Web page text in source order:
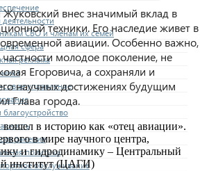
СВО и членам их семей
сфера
реклама
управление
политика
обслуживание
внес значимый вклад в
техники. Его наследие живет в
авиации. Особенно важно,
молодое поколение, не
Егоровича, а сохраняли и
научных достижениях будущим
Глава города.
в историю как «отец авиации».
в мире научного центра,
и гидродинамику – Центральный
институт (ЦАГИ)